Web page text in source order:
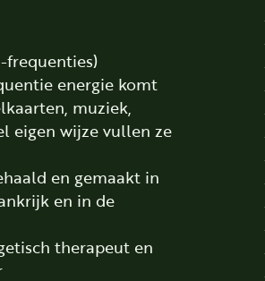
frequenties)
energie komt
muziek,
eigen wijze vullen ze
en gemaakt in
en in de
therapeut en